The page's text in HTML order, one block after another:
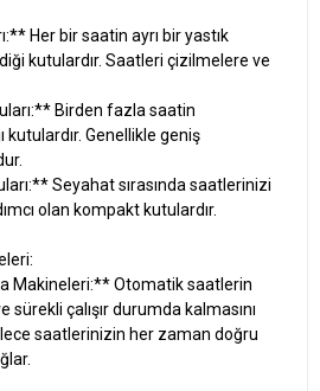
Her bir saatin ayrı bir yastık
kutulardır. Saatleri çizilmelere ve
Birden fazla saatin
kutulardır. Genellikle geniş
Seyahat sırasında saatlerinizi
olan kompakt kutulardır.
Makineleri:** Otomatik saatlerin
çalışır durumda kalmasını
saatlerinizin her zaman doğru